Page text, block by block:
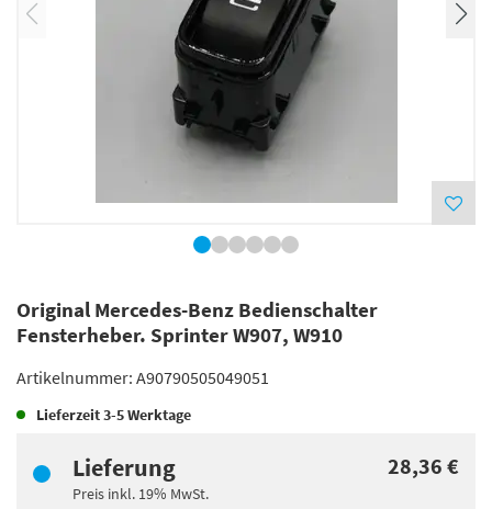
Original Mercedes-Benz Bedienschalter
Fensterheber. Sprinter W907, W910
Artikelnummer: A90790505049051
Lieferzeit3-5 Werktage
Lieferung
Preis inkl. 19% MwSt.
28,36 €